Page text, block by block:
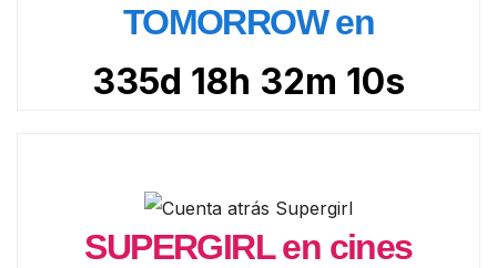
TOMORROW en
335d 18h 32m 9s
SUPERGIRL en cines